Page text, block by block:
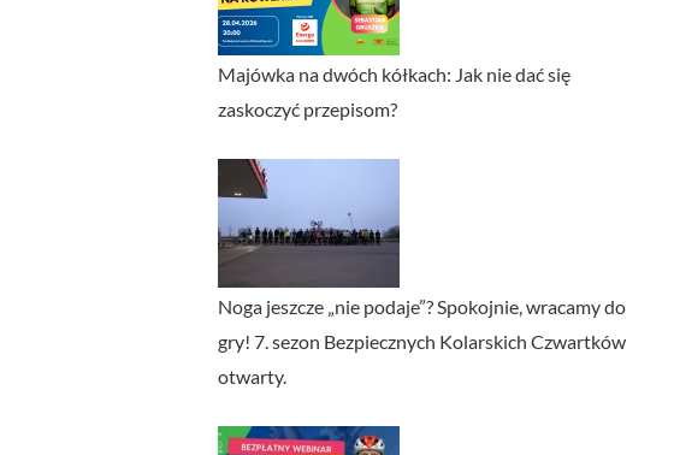
Majówka na dwóch kółkach: Jak nie dać się
zaskoczyć przepisom?
Noga jeszcze „nie podaje”? Spokojnie, wracamy do
gry! 7. sezon Bezpiecznych Kolarskich Czwartków
otwarty.